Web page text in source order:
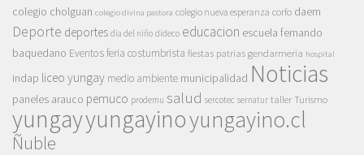
colegio cholguan colegio divina pastora colegio nueva esperanza corfo daem
Deporte deportes dia del niño dideco educacion escuela fernando
baquedano Eventosferia costumbrista fiestas patrias gendarmeria hospital
indap liceo yungay medio ambiente municipalidad Noticias
paneles arauco pemuco prodemu salud sercotec sernatur taller Turismo
yungayyungayinoyungayino.cl
Ñuble